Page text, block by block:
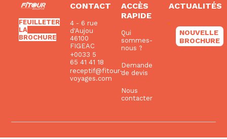
FEUILLETER
LA
BROCHURE
CONTACT
4 - 6 rue
d'Aujou
46100
FIGEAC
+0033 5
65 41 41 18
receptif@fitour-
voyages.com
ACCÈS
RAPIDE
Qui
sommes-
nous ?
Demande
de devis
Nous
contacter
ACTUALITÉS
NOUVELLE
BROCHURE